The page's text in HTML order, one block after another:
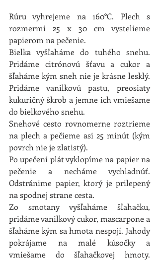
Rúru vyhrejeme na 160°C. Plech s
rozmermi 25 x 30 cm vystelieme
papierom na pečenie.
Bielka vyšľaháme do tuhého snehu.
Pridáme citrónovú šťavu a cukor a
šľaháme kým sneh nie je krásne lesklý.
Pridáme vanilkovú pastu, preosiaty
kukuričný škrob a jemne ich vmiešame
do bielkového snehu.
Snehové cesto rovnomerne roztrieme
na plech a pečieme asi 25 minút (kým
povrch nie je zlatistý).
Po upečení plát vyklopíme na papier na
pečenie a necháme vychladnúť.
Odstránime papier, ktorý je prilepený
na spodnej strane cesta.
Zo smotany vyšľaháme šľahačku,
pridáme vanilkový cukor, mascarpone a
šľaháme kým sa hmota nespojí. Jahody
pokrájame na malé kúsočky a
vmiešame do šľahačkovej hmoty.